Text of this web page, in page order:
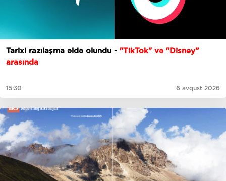
Tarixi razılaşma əldə olundu - "TikTok" və "Disney”
arasında
15:30 6 avqust 2026